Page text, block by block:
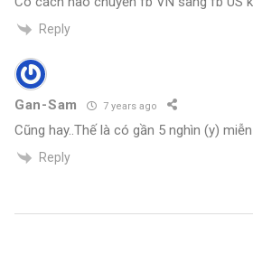
Reply
Gan-Sam 7 years ago
Cũng hay..Thế là có gần 5 nghìn (y)
Reply